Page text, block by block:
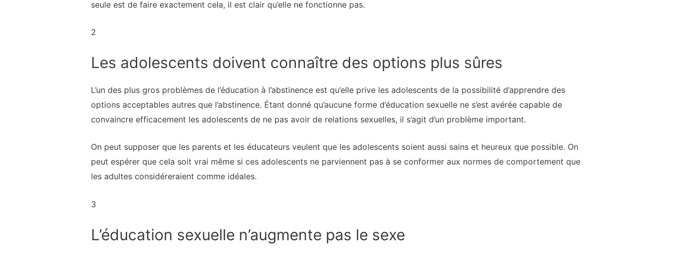
seule est de faire exactement cela, il est clair qu’elle ne fonctionne pas.
2
Les adolescents doivent connaître des options plus sûres
L’un des plus gros problèmes de l’éducation à l’abstinence est qu’elle prive les adolescents de la possibilité d’apprendre des
options acceptables autres que l’abstinence. Étant donné qu’aucune forme d’éducation sexuelle ne s’est avérée capable de
convaincre efficacement les adolescents de ne pas avoir de relations sexuelles, il s’agit d’un problème important.
On peut supposer que les parents et les éducateurs veulent que les adolescents soient aussi sains et heureux que possible. On
peut espérer que cela soit vrai même si ces adolescents ne parviennent pas à se conformer aux normes de comportement que
les adultes considéreraient comme idéales.
3
L’éducation sexuelle n’augmente pas le sexe